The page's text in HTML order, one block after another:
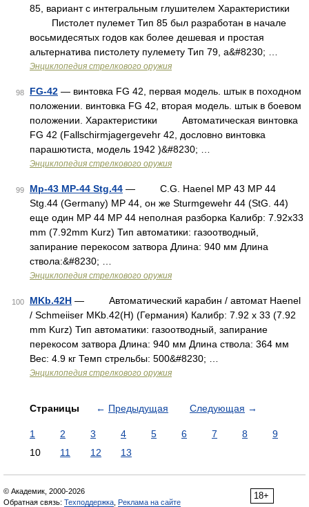
85, вариант с интегральным глушителем Характеристики
Пистолет пулемет Тип 85 был разработан в начале
восьмидесятых годов как более дешевая и простая
альтернатива пистолету пулемету Тип 79, а&#8230; …
Энциклопедия стрелкового оружия
98 FG-42 — винтовка FG 42, первая модель. штык в походном
положении. винтовка FG 42, вторая модель. штык в боевом
положении. Характеристики Автоматическая винтовка
FG 42 (Fallschirmjagergevehr 42, дословно винтовка
парашютиста, модель 1942 )&#8230; …
Энциклопедия стрелкового оружия
99 Mp-43 MP-44 Stg.44 — C.G. Haenel MP 43 MP 44
Stg.44 (Germany) MP 44, он же Sturmgewehr 44 (StG. 44)
еще один MP 44 MP 44 неполная разборка Калибр: 7.92x33
mm (7.92mm Kurz) Тип автоматики: газоотводный,
запирание перекосом затвора Длина: 940 мм Длина
ствола:&#8230; …
Энциклопедия стрелкового оружия
100 MKb.42H — Автоматический карабин / автомат Haenel
/ Schmeiiser MKb.42(H) (Германия) Калибр: 7.92 x 33 (7.92
mm Kurz) Тип автоматики: газоотводный, запирание
перекосом затвора Длина: 940 мм Длина ствола: 364 мм
Вес: 4.9 кг Темп стрельбы: 500&#8230; …
Энциклопедия стрелкового оружия
Страницы ← Предыдущая Следующая →
1 2 3 4 5 6 7 8
9
10
11 12 13
18+
© Академик, 2000-2026
Обратная связь: Техподдержка Реклама на сайте